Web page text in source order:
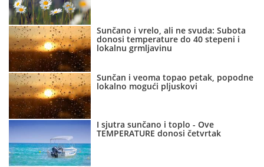
Sunčano i vrelo, ali ne svuda: Subota
donosi temperature do 40 stepeni i
lokalnu grmljavinu
Sunčan i veoma topao petak, popodne
lokalno mogući pljuskovi
I sjutra sunčano i toplo - Ove
TEMPERATURE donosi četvrtak